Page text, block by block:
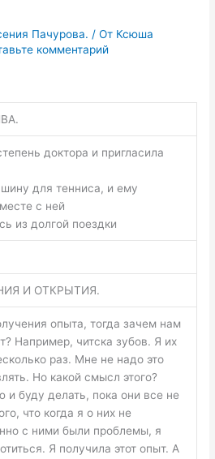
Пачурова. / От Ксюша
комментарий
доктора и пригласила
для тенниса, и ему
с ней
из долгой поездки
И ОТКРЫТИЯ.
опыта, тогда зачем нам
Например, читска зубов. Я их
раз. Мне не надо это
Но какой смысл этого?
и буду делать, пока они все не
что когда я о них не
с ними были проблемы, я
Я получила этот опыт. А